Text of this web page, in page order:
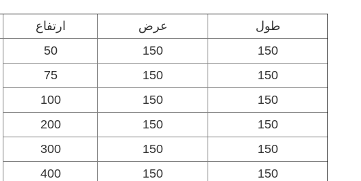
طول عرض ارتفاع
150
150
50
150
150
75
150
150
100
150
150
200
150
150
300
150
150
400